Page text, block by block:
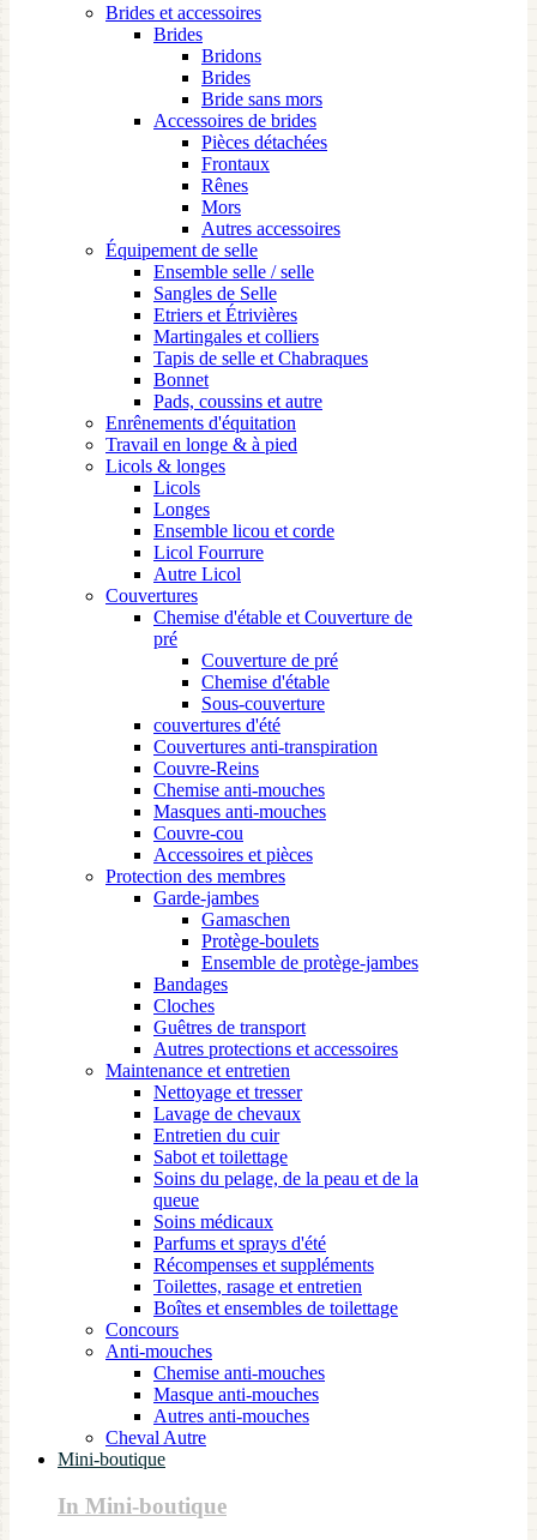
Brides et accessoires
Brides
Bridons
Brides
Bride sans mors
Accessoires de brides
Pièces détachées
Frontaux
Rênes
Mors
Autres accessoires
Équipement de selle
Ensemble selle / selle
Sangles de Selle
Etriers et Étrivières
Martingales et colliers
Tapis de selle et Chabraques
Bonnet
Pads, coussins et autre
Enrênements d'équitation
Travail en longe & à pied
Licols & longes
Licols
Longes
Ensemble licou et corde
Licol Fourrure
Autre Licol
Couvertures
Chemise d'étable et Couverture de
pré
Couverture de pré
Chemise d'étable
Sous-couverture
couvertures d'été
Couvertures anti-transpiration
Couvre-Reins
Chemise anti-mouches
Masques anti-mouches
Couvre-cou
Accessoires et pièces
Protection des membres
Garde-jambes
Gamaschen
Protège-boulets
Ensemble de protège-jambes
Bandages
Cloches
Guêtres de transport
Autres protections et accessoires
Maintenance et entretien
Nettoyage et tresser
Lavage de chevaux
Entretien du cuir
Sabot et toilettage
Soins du pelage, de la peau et de la
queue
Soins médicaux
Parfums et sprays d'été
Récompenses et suppléments
Toilettes, rasage et entretien
Boîtes et ensembles de toilettage
Concours
Anti-mouches
Chemise anti-mouches
Masque anti-mouches
Autres anti-mouches
Cheval Autre
Mini-boutique
In Mini-boutique